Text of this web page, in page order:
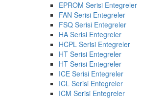
EPROM Serisi Entegreler
FAN Serisi Entegreler
FSQ Serisi Entegreler
HA Serisi Entegreler
HCPL Serisi Entegreler
HT Serisi Entegreler
HT Serisi Entegreler
ICE Serisi Entegreler
ICL Serisi Entegreler
ICM Serisi Entegreler